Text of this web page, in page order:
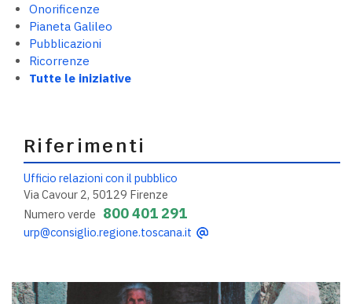
Onorificenze
Pianeta Galileo
Pubblicazioni
Ricorrenze
Tutte le iniziative
Riferimenti
Ufficio relazioni con il pubblico
Via Cavour 2, 50129 Firenze
Numero verde 800 401 291
urp@consiglio.regione.toscana.it